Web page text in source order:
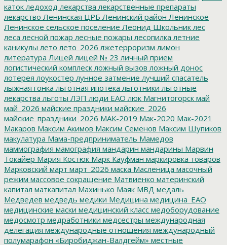
каток ледоход лекарства лекарственные препараты
лекарство Ленинская ЦРБ Ленинский район Ленинское
Ленинское сельское поселение Леонид Школьник лес
леса лесной пожар лесные пожары лесопилка летние
каникулы лето лето_2026 лжетерроризм лимон
литература Лицей лицей № 23 личный прием
логистический комплеск ложный вызов ложный донос
лотерея лоукостер лунное затмение лучший спасатель
лыжная гонка льготная ипотека льготники льготные
лекарства льготы ЛЭП люди ЕАО люк Магнитогорск май
май_2026 майские праздники майские_2026
майские_праздники_2026 МАК-2019 Мак-2020 Мак-2021
Макаров Максим Акимов Максим Семенов Максим Шупиков
макулатура Мама-предприниматель Мамедов
маммография мамография мандарин мандарины Марвин
Токайер Мария Костюк Марк Кауфман маркировка товаров
Марковский март март_2026 маска Масленица масочный
режим массовое сокращение Матвиенко материнский
капитал маткапитал Махинько Маяк МВД медаль
Медведев медведь медики Медицина медицина_ЕАО
медицинские маски медицинский класс медоборудование
медосмотр медработники медсестры международная
делегация международные отношения международный
полумарафон «Биробиджан-Валдгейм» местные